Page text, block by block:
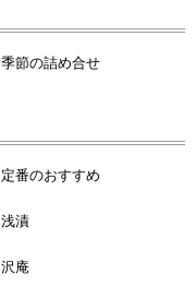
季節の詰め合せ
定番のおすすめ
浅漬
沢庵